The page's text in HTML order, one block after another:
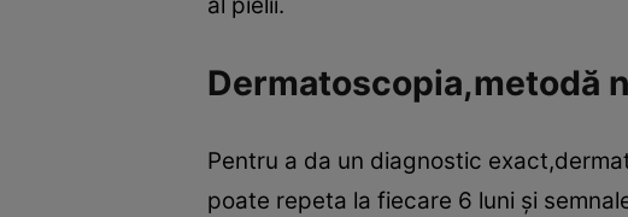
al pielii.
Dermatoscopia,metodă
Pentru a da un diagnostic
poate repeta la fiecare 6 luni şi